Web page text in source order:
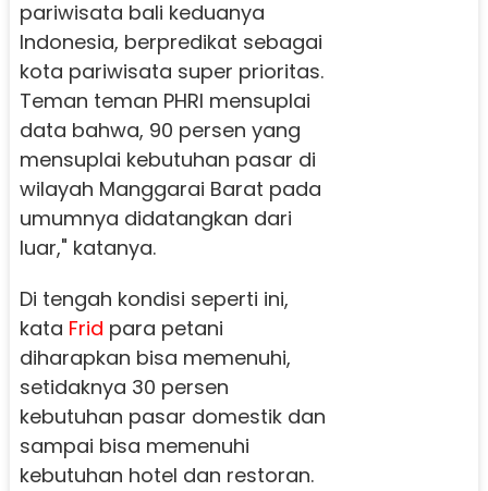
pariwisata bali keduanya
Indonesia, berpredikat sebagai
kota pariwisata super prioritas.
Teman teman PHRI mensuplai
data bahwa, 90 persen yang
mensuplai kebutuhan pasar di
wilayah Manggarai Barat pada
umumnya didatangkan dari
luar," katanya.
Di tengah kondisi seperti ini,
kata Frid para petani
diharapkan bisa memenuhi,
setidaknya 30 persen
kebutuhan pasar domestik dan
sampai bisa memenuhi
kebutuhan hotel dan restoran.